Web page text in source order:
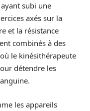
subi une
axés sur la
et la résistance
combinés à des
le kinésithérapeute
détendre les
les appareils